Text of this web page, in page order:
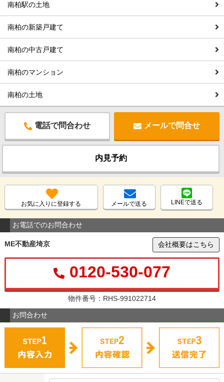
南柏駅の土地
南柏の新築戸建て
南柏の中古戸建て
南柏のマンション
南柏の土地
電話で問合わせ メールで問合せ
内見予約
お気に入りに登録する メールで送る LINEで送る
お電話でのお問合わせ
ME不動産埼京 会社概要はこちら
0120-530-077
物件番号：RHS-991022714
お問合わせ